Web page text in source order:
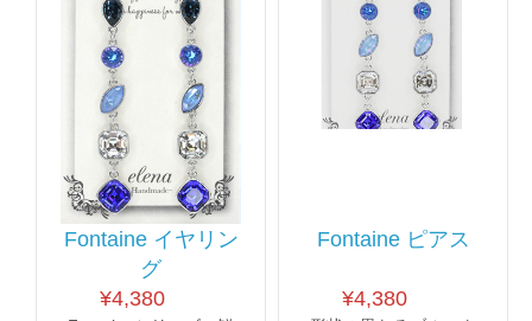
Fontaine イヤリン
グ
¥4,380
Fontaine ピアス
¥4,380